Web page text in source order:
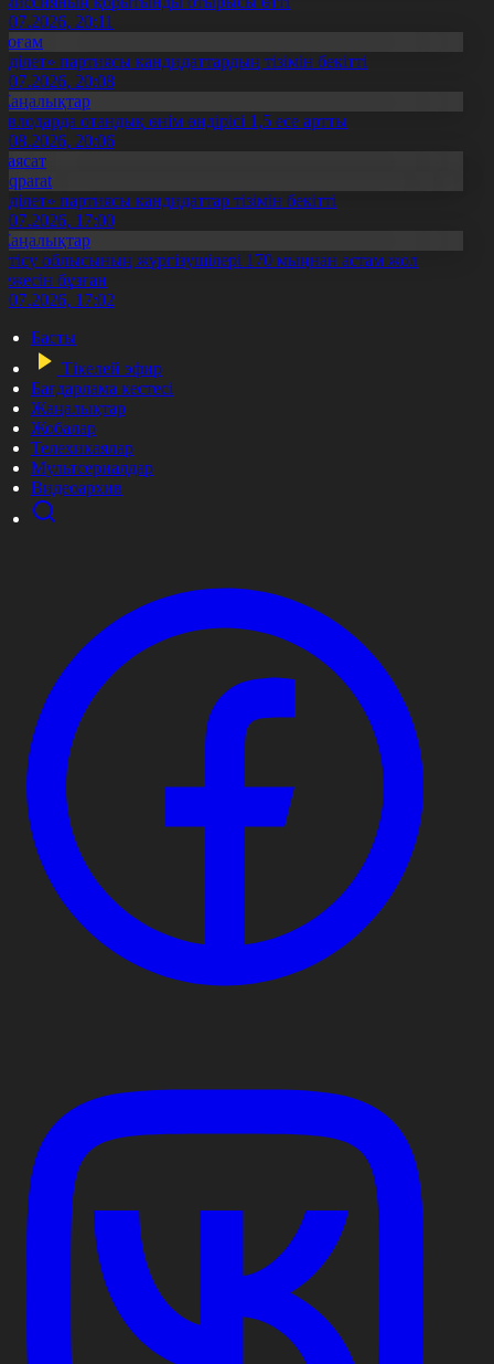
20:11
партиясы кандидаттардың тізімін бекітті
20:08
отандық өнім өндірісі 1,5 есе артты
20:06
партиясы кандидаттар тізімін бекітті
17:00
облысының жүргізушілері 170 мыңнан астам жол
бұзған
17:02
Басты
Тікелей эфир
Бағдарлама кестесі
Жаңалықтар
Жобалар
Телехикаялар
Мультсериалдар
Видеоархив